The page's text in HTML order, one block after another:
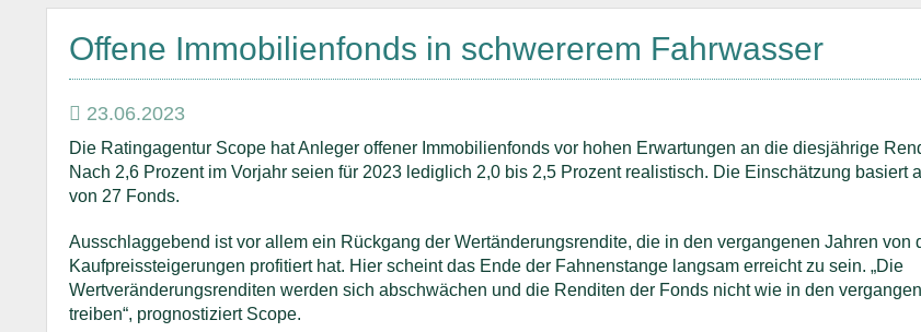
Offene Immobilienfonds in schwererem Fahrwasser
23.06.2023
Die Ratingagentur Scope hat Anleger offener Immobilienfonds vor hohen Erwartungen an die diesjährige
Nach 2,6 Prozent im Vorjahr seien für 2023 lediglich 2,0 bis 2,5 Prozent realistisch. Die Einschätzung basiert
von 27 Fonds.
Ausschlaggebend ist vor allem ein Rückgang der Wertänderungsrendite, die in den vergangenen Jahren von
Kaufpreissteigerungen profitiert hat. Hier scheint das Ende der Fahnenstange langsam erreicht zu sein. „Die
Wertveränderungsrenditen werden sich abschwächen und die Renditen der Fonds nicht wie in den
treiben“, prognostiziert Scope.